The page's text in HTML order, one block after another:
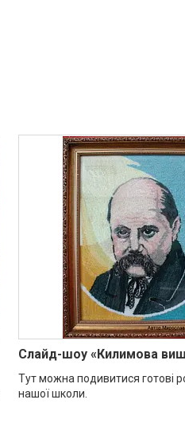
Слайд-шоу «Килимова
Тут можна подивитися готові
нашої школи.